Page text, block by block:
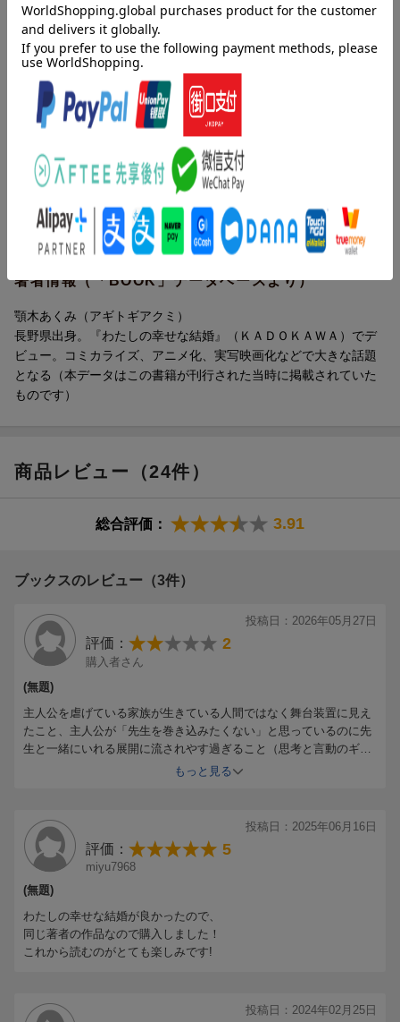
帝都を舞台に新たな和風恋愛ファンタジーが始まる！
序章
一章 縁談の相手は
二章 先生と人魚の花苑
三章 好きなもの、嫌いなもの
四章 お弁当と餡ぱん
五章 天水家
六章 泡と消えれば
七章 見つけてくれる人
終章
内容紹介（「BOOK」データベースより）
夜鶴女学院に通う天水朝名１６歳。手首に浮かんだ痣のために家
族から虐げられていた。女生徒たちが新しく赴任する美男子の国
語教師時雨咲弥の話題に花を咲かせる中でも、ひとり距離を置
く。そんな朝名に思いがけない縁談が舞い込む。薬問屋を営む天
水家に好都合な話で…。帝都を舞台に新たな和風恋愛ファンタジ
ーが始まる！
著者情報（「BOOK」データベースより）
顎木あくみ（アギトギアクミ）
長野県出身。『わたしの幸せな結婚』（ＫＡＤＯＫＡＷＡ）でデ
ビュー。コミカライズ、アニメ化、実写映画化などで大きな話題
となる（本データはこの書籍が刊行された当時に掲載されていた
ものです）
商品レビュー（24件）
総合評価： 3.91
ブックスのレビュー（3件）
投稿日：2026年05月27日
評価： 2
購入者さん
(無題)
主人公を虐げている家族が生きている人間ではなく舞台装置に見え
たこと、主人公が「先生を巻き込みたくない」と思っているのに先
生と一緒にいれる展開に流されやす過ぎること（思考と言動のギャ
ップに「人間くささ」では片付けられない不釣り合いさをやや感じ
もちろん2巻以降でいろいろと分かってきて納得できる可能性もあ
りますが、今のところは。
もっと見る
投稿日：2025年06月16日
評価： 5
miyu7968
(無題)
わたしの幸せな結婚が良かったので、
同じ著者の作品なので購入しました！
これから読むのがとても楽しみです!
投稿日：2024年02月25日